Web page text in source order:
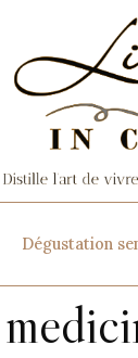
Dégustation